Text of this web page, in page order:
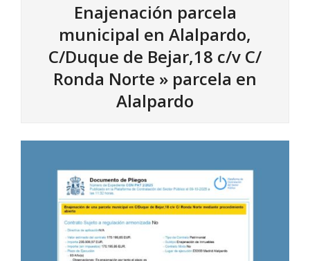
Enajenación parcela
municipal en Alalpardo,
C/Duque de Bejar,18 c/v C/
Ronda Norte » parcela en
Alalpardo